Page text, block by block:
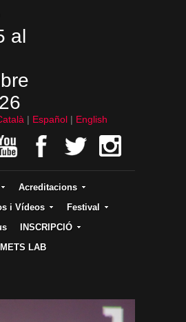
al
Español English
Acreditacions
i Vídeos
Festival
INSCRIPCIÓ
LAB